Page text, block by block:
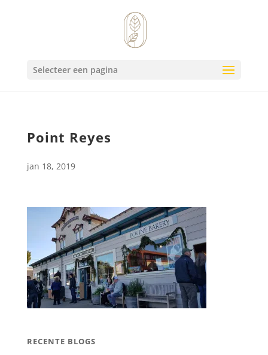
Selecteer een pagina
Point Reyes
jan 18, 2019
RECENTE BLOGS